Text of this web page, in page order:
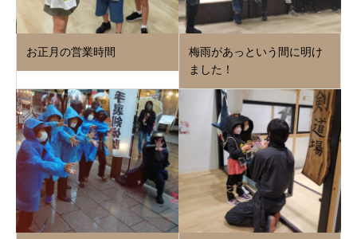
お正月の営業時間
梅雨があっという間に明け
ました！